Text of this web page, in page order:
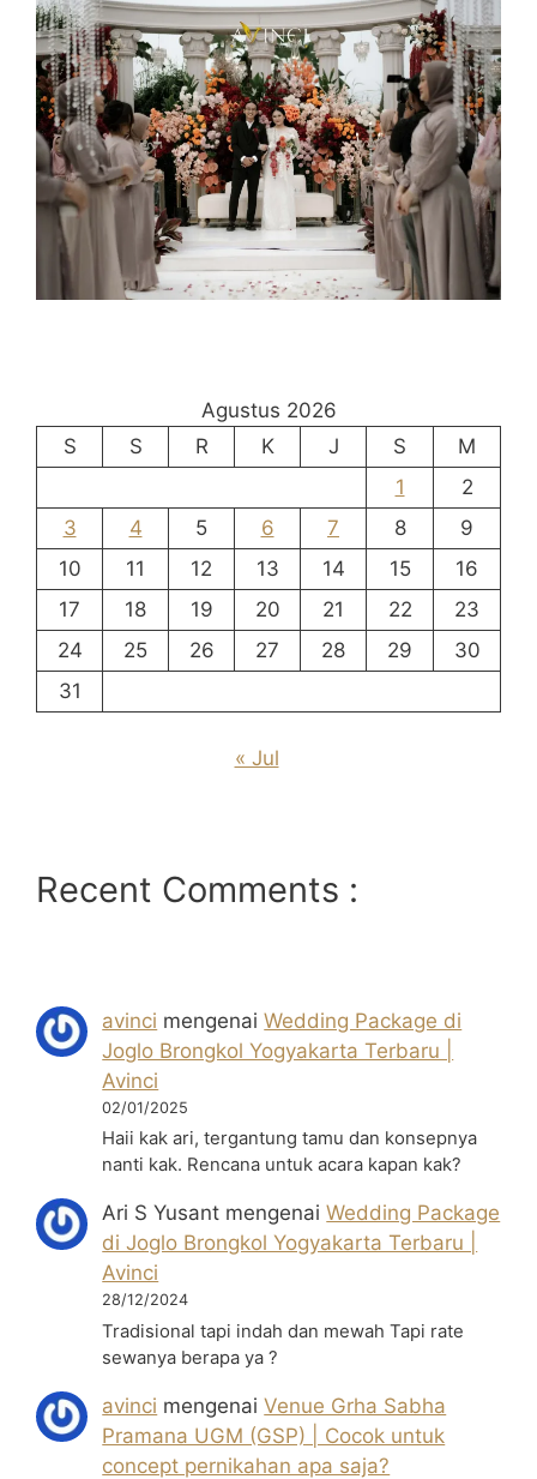
Agustus 2026
S
S R K J S
M
1
2
3
4 5 6 7 8
9
10
11 12 13 14 15
16
17
18 19 20 21 22
23
24
25 26 27 28 29
30
31
« Jul
Recent Comments :
avinci mengenaiWedding Package di
Joglo Brongkol Yogyakarta Terbaru |
Avinci
02/01/2025
Haii kak ari, tergantung tamu dan konsepnya
nanti kak. Rencana untuk acara kapan kak?
Ari S Yusant mengenaiWedding Package
di Joglo Brongkol Yogyakarta Terbaru |
Avinci
28/12/2024
Tradisional tapi indah dan mewah Tapi rate
sewanya berapa ya ?
avinci mengenaiVenue Grha Sabha
Pramana UGM (GSP) | Cocok untuk
concept pernikahan apa saja?